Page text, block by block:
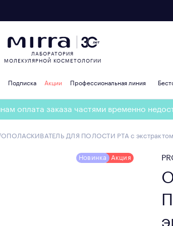
ЛАБОРАТОРИЯ
МОЛЕКУЛЯРНОЙ КОСМЕТОЛОГИИ
Подписка Акции Профессиональная линия
оплата заказа частями временно
ОПОЛАСКИВАТЕЛЬ ДЛЯ ПОЛОСТИ РТА с экстрактом
Новинка Акция